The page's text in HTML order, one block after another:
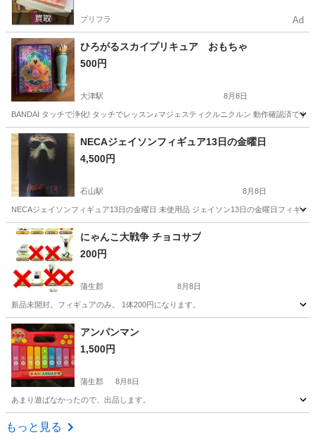
プリフラ Ad
ひろがるスカイプリキュア おもちゃ
500円
大津駅 8月8日
BANDAI タッチで浄化! タッチでレッスン♪マジェスティクルニクルン 動作確認済で
滋賀 大津市 おもちゃ プリキュア
NECAジェイソンフィギュア13日の金曜日
4,500円
石山駅 8月8日
NECAジェイソンフィギュア13日の金曜日 未使用品 ジェイソン13日の金曜日フィギ
滋賀 大津市 石山駅 フィギュア
にゃんこ大戦争 チョコサプ
200円
蒲生郡 8月8日
新品未開封。フィギュアのみ。 1体200円になります。
滋賀 蒲生郡 フィギュア
アンパンマン
1,500円
蒲生郡 8月8日
あまり遊ばなかったので、出品します。
滋賀 蒲生郡
もっと見る